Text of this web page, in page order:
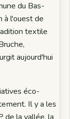
du Bas-
à l'ouest de
textile
aujourd'hui
éco-
Il y a les